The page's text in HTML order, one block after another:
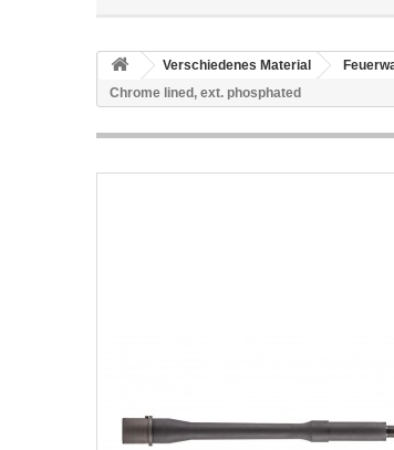
Verschiedenes Material
Chrome lined, ext. phosphated